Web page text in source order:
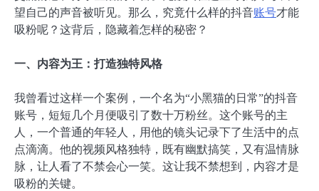
望自己的声音被听见。那么，究竟什么样的抖音账号才能
吸粉呢？这背后，隐藏着怎样的秘密？
一、内容为王：打造独特风格
我曾看过这样一个案例，一个名为“小黑猫的日常”的抖音
账号，短短几个月便吸引了数十万粉丝。这个账号的主
人，一个普通的年轻人，用他的镜头记录下了生活中的点
点滴滴。他的视频风格独特，既有幽默搞笑，又有温情脉
脉，让人看了不禁会心一笑。这让我不禁想到，内容才是
吸粉的关键。